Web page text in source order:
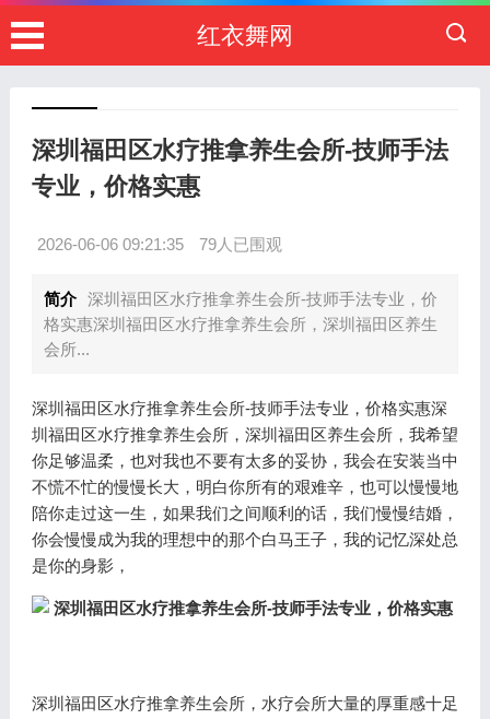
红衣舞网
深圳福田区水疗推拿养生会所-技师手法
专业，价格实惠
2026-06-06 09:21:35 79人已围观
简介 深圳福田区水疗推拿养生会所-技师手法专业，价
格实惠深圳福田区水疗推拿养生会所，深圳福田区养生
会所...
深圳福田区水疗推拿养生会所-技师手法专业，价格实惠深
圳福田区水疗推拿养生会所，深圳福田区养生会所，我希望
你足够温柔，也对我也不要有太多的妥协，我会在安装当中
不慌不忙的慢慢长大，明白你所有的艰难辛，也可以慢慢地
陪你走过这一生，如果我们之间顺利的话，我们慢慢结婚，
你会慢慢成为我的理想中的那个白马王子，我的记忆深处总
是你的身影，
深圳福田区水疗推拿养生会所，水疗会所大量的厚重感十足